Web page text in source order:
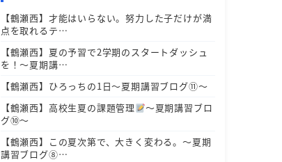
【鶴瀬西】才能はいらない。努力した子だけが満
点を取れるテ…
【鶴瀬西】夏の予習で2学期のスタートダッシュ
を！～夏期講…
【鶴瀬西】ひろっちの1日～夏期講習ブログ⑪～
【鶴瀬西】高校生夏の課題管理
～夏期講習ブロ
グ⑩～
【鶴瀬西】この夏次第で、大きく変わる。～夏期
講習ブログ⑧…